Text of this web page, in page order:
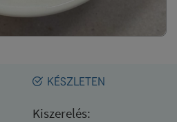
KÉSZLETEN
Kiszerelés: